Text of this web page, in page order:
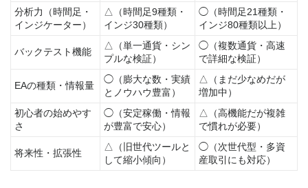
分析力（時間足・
インジケーター）
△（時間足9種類・
インジ30種類）
◯（時間足21種類・
インジ80種類以上）
バックテスト機能
△（単一通貨・シン
プルな検証）
◯（複数通貨・高速
で詳細な検証）
EAの種類・情報量
◯（膨大な数・実績
とノウハウ豊富）
△（まだ少なめだが
増加中）
初心者の始めやす
さ
◯（安定稼働・情報
が豊富で安心）
△（高機能だが複雑
で慣れが必要）
将来性・拡張性
△（旧世代ツールと
して縮小傾向）
◯（次世代型・多資
産取引にも対応）